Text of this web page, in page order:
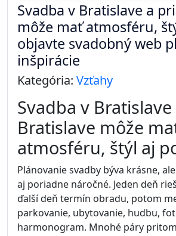
Svadba v Bratislave a
môže mať atmosféru,
objavte svadobný web
inšpirácie
Kategória: Vzťahy
Svadba v
Bratislave môže
atmosféru, štýl aj
Plánovanie svadby býva krásne,
aj poriadne náročné. Jeden deň
ďalší deň termín obradu, potom
parkovanie, ubytovanie, hudbu,
harmonogram. Mnohé páry